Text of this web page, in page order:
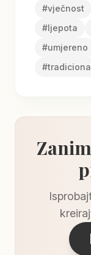
#vječnost
#ljepota
#umjereno
#